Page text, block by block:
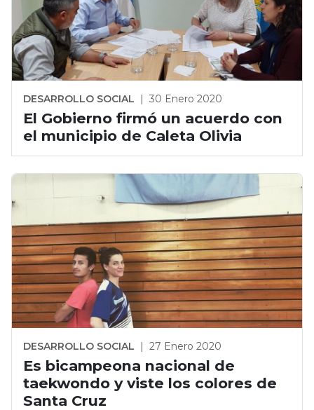
DESARROLLO SOCIAL | 30 Enero 2020
El Gobierno firmó un acuerdo con
el municipio de Caleta Olivia
DESARROLLO SOCIAL | 27 Enero 2020
Es bicampeona nacional de
taekwondo y viste los colores de
Santa Cruz